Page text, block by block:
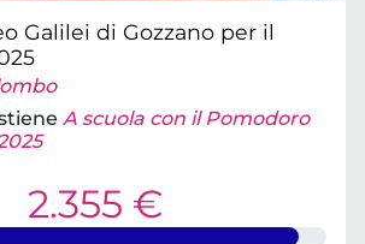
Galilei di Gozzano per il
A scuola con il Pomodoro
2.355 €